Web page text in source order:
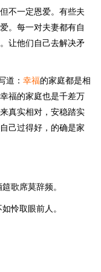
不一定恩爱。有些夫
。每一对夫妻都有自
让他们自己去解决矛
道： 幸福的家庭都是相
福的家庭也是千差万
真实相对，安稳踏实
己过得好，的确是家
歌席莫辞频。
怜取眼前人。